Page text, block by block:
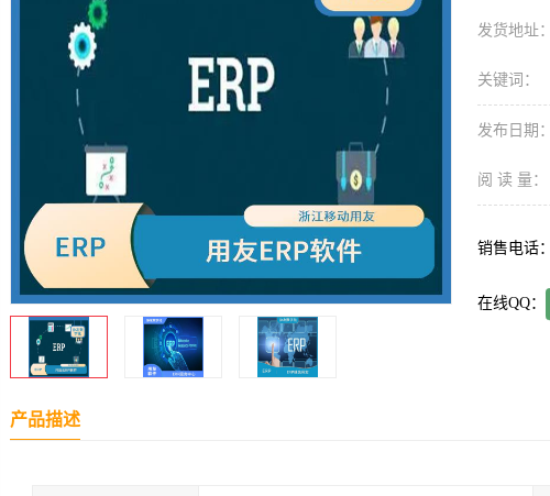
发货地址：
关键词：
发布日期：
阅 读 量：
销售电话：
在线QQ：
产品描述